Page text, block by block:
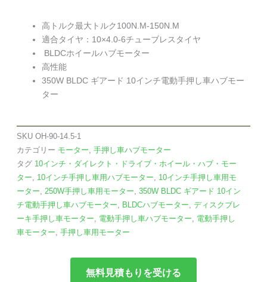
高トルク最大トルク100N.M-150N.M
適合タイヤ：10×4.0-6チューブレスタイヤ
BLDCホイールハブモーター
高性能
350W BLDC ギアード 10インチ電動手押し車ハブモー
ター
SKU OH-90-14.5-1
カテゴリー モーター, 手押し車ハブモーター
タグ 10インチ・ダイレクト・ドライブ・ホイール・ハブ・モー
ター, 10インチ手押し車用ハブモーター, 10インチ手押し車用モ
ーター, 250W手押し車用モーター, 350W BLDC ギアード 10イン
チ電動手押し車ハブモーター, BLDCハブモーター, ディスクブレ
ーキ手押し車モーター, 電動手押し車ハブモーター, 電動手押し
車モーター, 手押し車用モーター
無料見積もりを受ける